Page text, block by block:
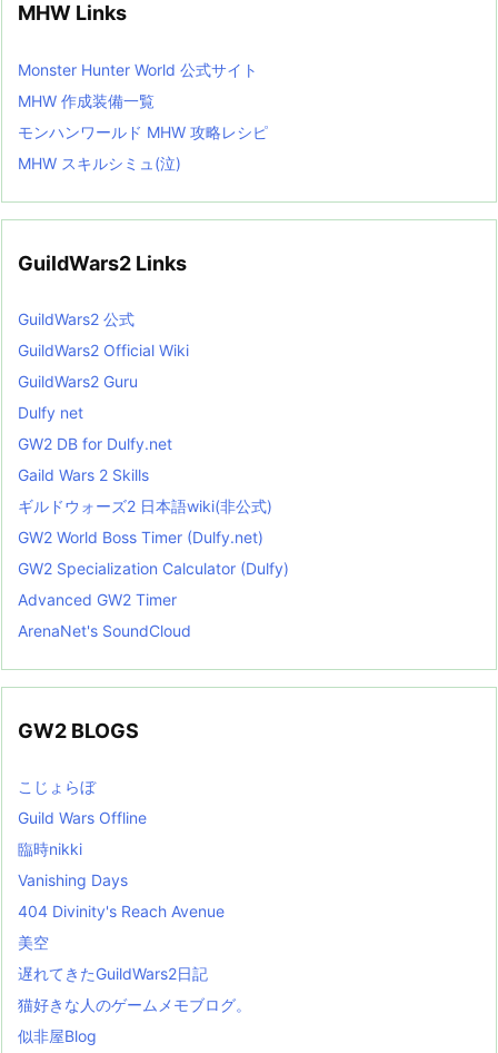
MHW Links
Monster Hunter World 公式サイト
MHW 作成装備一覧
モンハンワールド MHW 攻略レシピ
MHW スキルシミュ(泣)
GuildWars2 Links
GuildWars2 公式
GuildWars2 Official Wiki
GuildWars2 Guru
Dulfy net
GW2 DB for Dulfy.net
Gaild Wars 2 Skills
ギルドウォーズ2 日本語wiki(非公式)
GW2 World Boss Timer (Dulfy.net)
GW2 Specialization Calculator (Dulfy)
Advanced GW2 Timer
ArenaNet's SoundCloud
GW2 BLOGS
こじょらぼ
Guild Wars Offline
臨時nikki
Vanishing Days
404 Divinity's Reach Avenue
美空
遅れてきたGuildWars2日記
猫好きな人のゲームメモブログ。
似非屋Blog